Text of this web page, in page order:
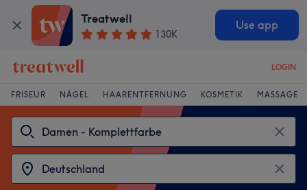
Treatwell
130K
Use app
LOGIN
FRISEUR NÄGEL HAARENTFERNUNG KOSMETIK MASSAGE